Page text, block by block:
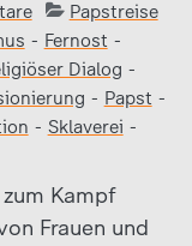
Papstreise
- Fernost -
Dialog -
- Papst -
- Sklaverei -
Kampf
Frauen und